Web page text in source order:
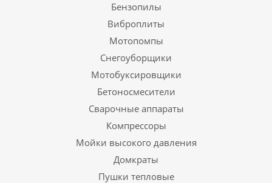
Бензопилы
Виброплиты
Мотопомпы
Снегоуборщики
Мотобуксировщики
Бетоносмесители
Сварочные аппараты
Компрессоры
Мойки высокого давления
Домкраты
Пушки тепловые